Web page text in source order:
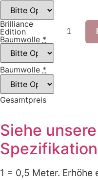
Brilliance
Edition
Baumwolle *
Baumwolle *
Gesamtpreis
TeddyBears
Siehe
1 = 0,5 Meter.